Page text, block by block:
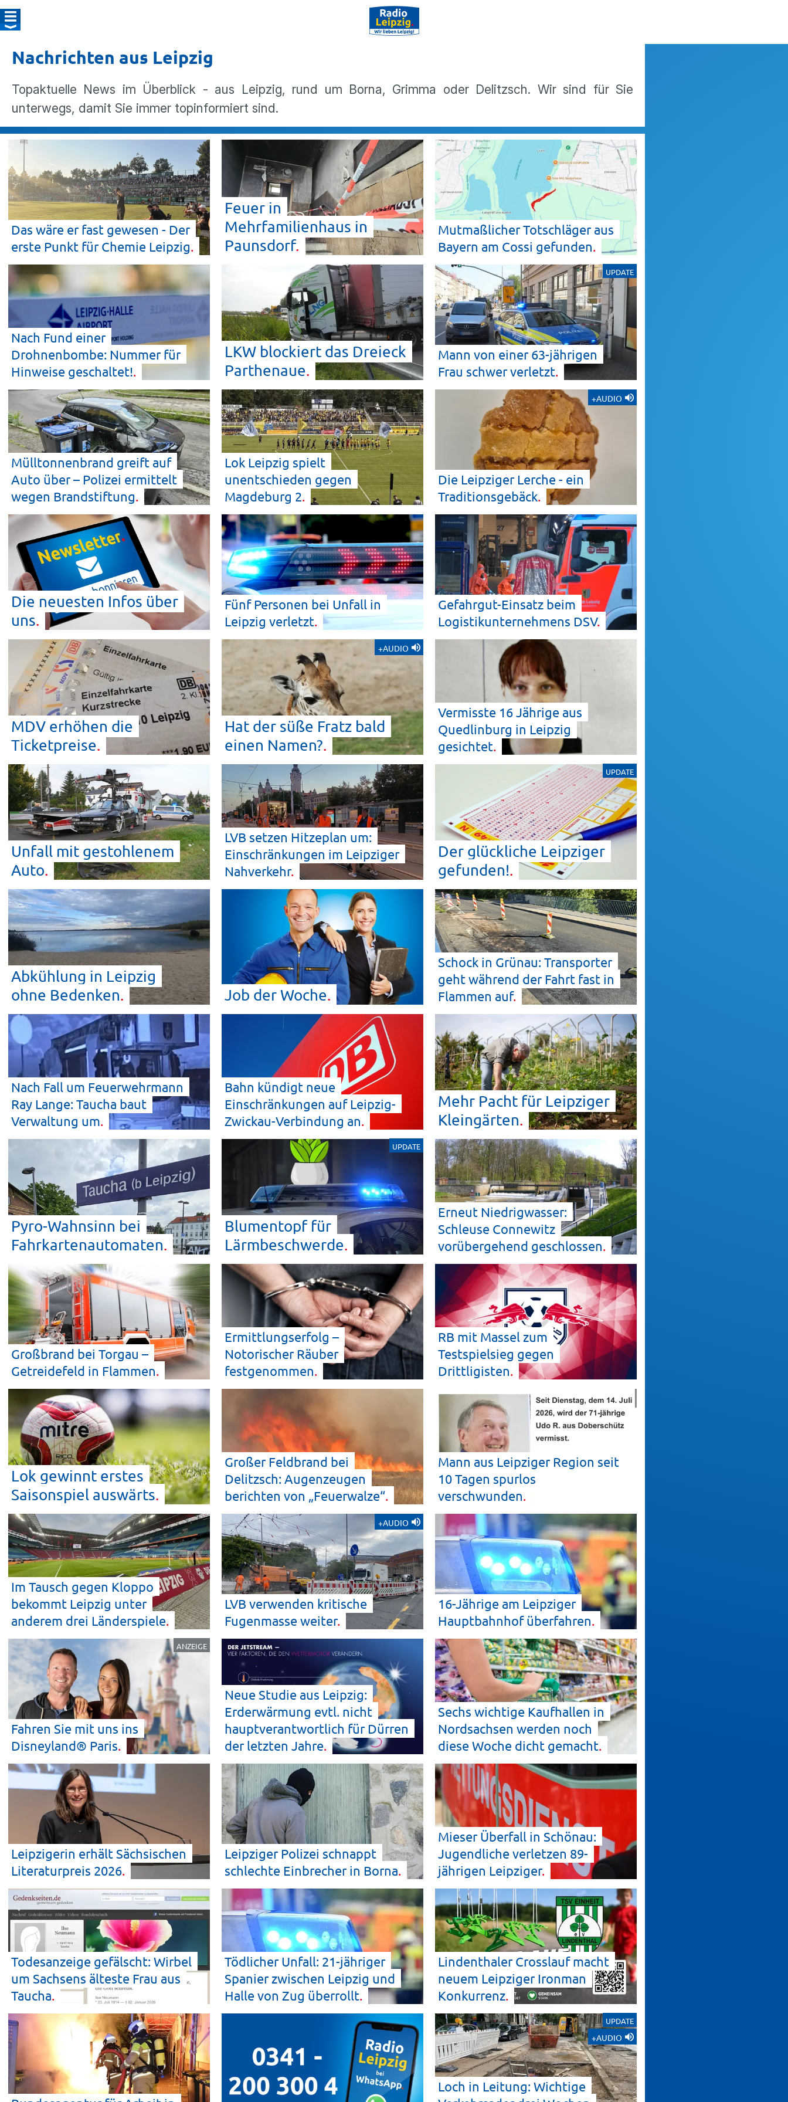
Nachrichten aus Leipzig
Topaktuelle News im Überblick - aus Leipzig, rund um Borna, Grimma oder Delitzsch. Wir sind für Sie
unterwegs, damit Sie immer topinformiert sind.
Das wäre er fast gewesen - Der
erste Punkt für Chemie Leipzig
Feuer in
Mehrfamilienhaus in
Paunsdorf
Mutmaßlicher Totschläger aus
Bayern am Cossi gefunden
Nach Fund einer
Drohnenbombe: Nummer für
Hinweise geschaltet!
LKW blockiert das Dreieck
Parthenaue
Mann von einer 63-jährigen
Frau schwerverletzt
UPDATE
Mülltonnenbrand greift auf
Auto über – Polizei ermittelt
wegen Brandstiftung
Lok Leipzig spielt
unentschieden gegen
Magdeburg 2
Die Leipziger Lerche - ein
Traditionsgebäck
+AUDIO
Die neuesten Infos über
uns
Fünf Personen bei Unfall in
Leipzig verletzt
Gefahrgut-Einsatz beim
Logistikunternehmens DSV
MDV erhöhen die
Ticketpreise
Hat der süße Fratz bald
einen Namen?
+AUDIO
Vermisste 16 Jährige aus
Quedlinburg in Leipzig
gesichtet
Unfall mit gestohlenem
Auto
LVB setzen Hitzeplan um:
Einschränkungen im Leipziger
Nahverkehr
Der glückliche Leipziger
gefunden!
UPDATE
Abkühlung in Leipzig
ohne Bedenken Job derWoche
Schock in Grünau: Transporter
geht während der Fahrt fast in
Flammen auf
Nach Fall um Feuerwehrmann
Ray Lange: Taucha baut
Verwaltung um
Bahn kündigt neue
Einschränkungen auf Leipzig-
Zwickau-Verbindung an
Mehr Pacht für Leipziger
Kleingärten
Pyro-Wahnsinn bei
Fahrkartenautomaten
Blumentopf für
Lärmbeschwerde
UPDATE
Erneut Niedrigwasser:
Schleuse Connewitz
vorübergehend geschlossen
Großbrand bei Torgau –
Getreidefeld in Flammen
Ermittlungserfolg –
Notorischer Räuber
festgenommen
RB mit Massel zum
Testspielsieg gegen
Drittligisten
Lok gewinnt erstes
Saisonspiel auswärts
Großer Feldbrand bei
Delitzsch: Augenzeugen
berichten von „Feuerwalze“
Mann aus Leipziger Region seit
10 Tagen spurlos
verschwunden
Im Tausch gegen Kloppo
bekommt Leipzig unter
anderem drei Länderspiele
LVB verwenden kritische
Fugenmasseweiter
+AUDIO
16-Jährige am Leipziger
Hauptbahnhofüberfahren
Fahren Sie mit uns ins
Disneyland® Paris
ANZEIGE
Neue Studie aus Leipzig:
Erderwärmung evtl. nicht
hauptverantwortlich für Dürren
der letzten Jahre
Sechs wichtige Kaufhallen in
Nordsachsen werden noch
diese Woche dicht gemacht
Leipzigerin erhält Sächsischen
Literaturpreis 2026
Leipziger Polizei schnappt
schlechte Einbrecher in Borna
Mieser Überfall in Schönau:
Jugendliche verletzen 89-
jährigen Leipziger
Todesanzeige gefälscht: Wirbel
um Sachsens älteste Frau aus
Taucha
Tödlicher Unfall: 21-jähriger
Spanier zwischen Leipzig und
Halle von Zug überrollt
Lindenthaler Crosslauf macht
neuem Leipziger Ironman
Konkurrenz
Loch in Leitung: Wichtige
UPDATE
+AUDIO